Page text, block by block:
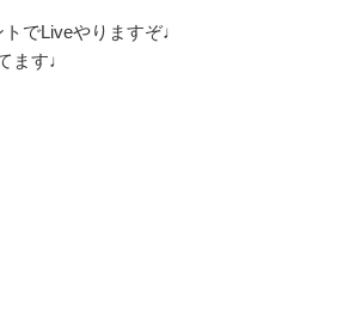
でLiveやりますぞ♩
ます♩